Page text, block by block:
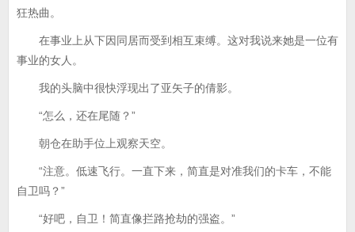
狂热曲。
在事业上从下因同居而受到相互束缚。这对我说来她是一位有
事业的女人。
我的头脑中很快浮现出了亚矢子的倩影。
“怎么，还在尾随？”
朝仓在助手位上观察天空。
“注意。低速飞行。一直下来，简直是对准我们的卡车，不能
自卫吗？”
“好吧，自卫！简直像拦路抢劫的强盗。”